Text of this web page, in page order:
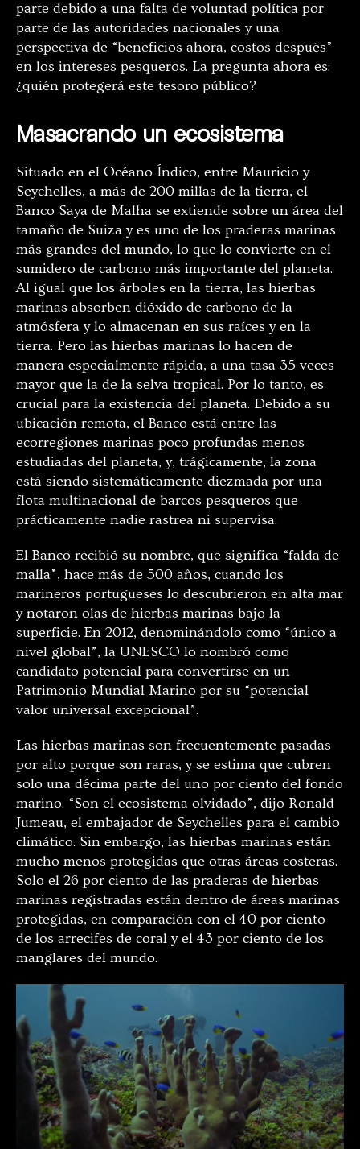
parte debido a una falta de voluntad política por
parte de las autoridades nacionales y una
perspectiva de “beneficios ahora, costos después”
en los intereses pesqueros. La pregunta ahora es:
¿quién protegerá este tesoro público?
Masacrando un ecosistema
Situado en el Océano Índico, entre Mauricio y
Seychelles, a más de 200 millas de la tierra, el
Banco Saya de Malha se extiende sobre un área del
tamaño de Suiza y es uno de los praderas marinas
más grandes del mundo, lo que lo convierte en el
sumidero de carbono más importante del planeta.
Al igual que los árboles en la tierra, las hierbas
marinas absorben dióxido de carbono de la
atmósfera y lo almacenan en sus raíces y en la
tierra. Pero las hierbas marinas lo hacen de
manera especialmente rápida, a una tasa 35 veces
mayor que la de la selva tropical. Por lo tanto, es
crucial para la existencia del planeta. Debido a su
ubicación remota, el Banco está entre las
ecorregiones marinas poco profundas menos
estudiadas del planeta, y, trágicamente, la zona
está siendo sistemáticamente diezmada por una
flota multinacional de barcos pesqueros que
prácticamente nadie rastrea ni supervisa.
El Banco recibió su nombre, que significa “falda de
malla”, hace más de 500 años, cuando los
marineros portugueses lo descubrieron en alta mar
y notaron olas de hierbas marinas bajo la
superficie. En 2012, denominándolo como “único a
nivel global”, la UNESCO lo nombró como
candidato potencial para convertirse en un
Patrimonio Mundial Marino por su “potencial
valor universal excepcional”.
Las hierbas marinas son frecuentemente pasadas
por alto porque son raras, y se estima que cubren
solo una décima parte del uno por ciento del fondo
marino. “Son el ecosistema olvidado”, dijo Ronald
Jumeau, el embajador de Seychelles para el cambio
climático. Sin embargo, las hierbas marinas están
mucho menos protegidas que otras áreas costeras.
Solo el 26 por ciento de las praderas de hierbas
marinas registradas están dentro de áreas marinas
protegidas, en comparación con el 40 por ciento
de los arrecifes de coral y el 43 por ciento de los
manglares del mundo.